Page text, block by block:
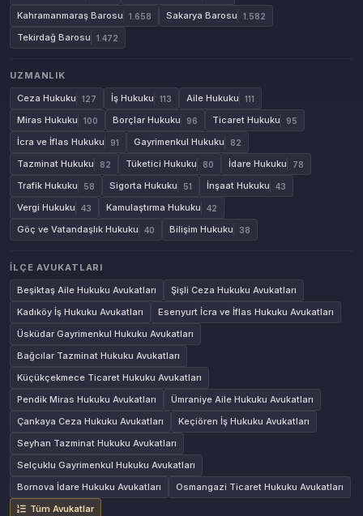
Kahramanmaraş Barosu 1.658 Sakarya Barosu 1.582
Tekirdağ Barosu 1.472
UZMANLIK
Ceza Hukuku
127 İş Hukuku 113 Aile Hukuku 111
Miras Hukuku 100 Borçlar Hukuku 96 Ticaret Hukuku 95
İcra ve İflas Hukuku 91 Gayrimenkul Hukuku 82
Tazminat Hukuku 82 Tüketici Hukuku 80 İdare Hukuku 78
Trafik Hukuku 58 Sigorta Hukuku 51 İnşaat Hukuku 43
Vergi Hukuku 43 Kamulaştırma Hukuku 42
Göç ve Vatandaşlık Hukuku 40 Bilişim Hukuku 38
İLÇE AVUKATLARI
Beşiktaş Aile Hukuku Avukatları
Şişli Ceza Hukuku Avukatları
Kadıköy İş Hukuku Avukatları
Esenyurt İcra ve İflas Hukuku Avukatları
Üsküdar Gayrimenkul Hukuku Avukatları
Bağcılar Tazminat Hukuku Avukatları
Küçükçekmece Ticaret Hukuku Avukatları
Pendik Miras Hukuku Avukatları
Ümraniye Aile Hukuku Avukatları
Çankaya Ceza Hukuku Avukatları
Keçiören İş Hukuku Avukatları
Seyhan Tazminat Hukuku Avukatları
Selçuklu Gayrimenkul Hukuku Avukatları
Bornova İdare Hukuku Avukatları
Osmangazi Ticaret Hukuku Avukatları
Tüm Avukatlar